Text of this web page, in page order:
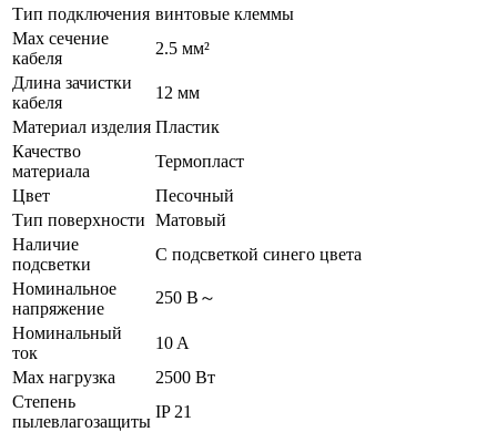
Тип подключения винтовые клеммы
Max сечение
кабеля
2.5 мм²
Длина зачистки
кабеля
12 мм
Материал изделия Пластик
Качество
материала
Термопласт
Цвет
Песочный
Тип поверхности Матовый
Наличие
подсветки
С подсветкой синего цвета
Номинальное
напряжение
250 В～
Номинальный
ток
10 A
Max нагрузка
2500 Вт
Степень
пылевлагозащиты
IP 21